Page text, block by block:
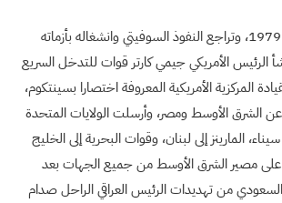
1979، وتراجع النفوذ السوفيتي وانشغاله بأزماته
الرئيس الأمريكي جيمي كارتر قوات للتدخل السريع
المركزية الأمريكية المعروفة اختصارا بسينتكوم،
الشرق الأوسط ومصر، وأرسلت الولايات المتحدة
المارينز إلى لبنان، وقوات البحرية إلى الخليج
على مصير الشرق الأوسط من جميع الجهات بعد
من تهديدات الرئيس العراقي الراحل صدام